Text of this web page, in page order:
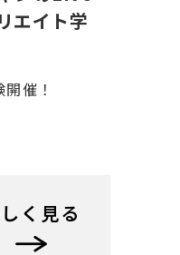
エイト学
催！
く見る